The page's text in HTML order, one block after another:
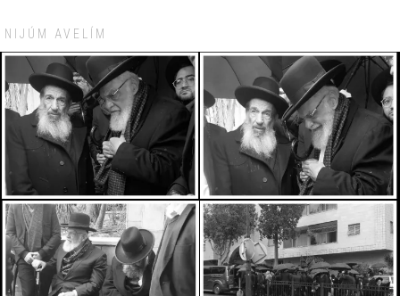
NIJÚM AVELÍM